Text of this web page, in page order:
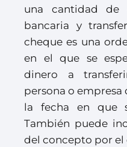
una cantidad de
bancaria y
cheque es una
en el que se
dinero a
persona o
la fecha en que
También puede
del concepto por el